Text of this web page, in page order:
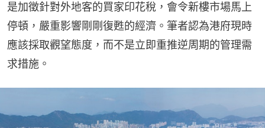
是加徵針對外地客的買家印花稅，會令新樓市場馬上
停頓，嚴重影響剛剛復甦的經濟。筆者認為港府現時
應該採取觀望態度，而不是立即重推逆周期的管理需
求措施。